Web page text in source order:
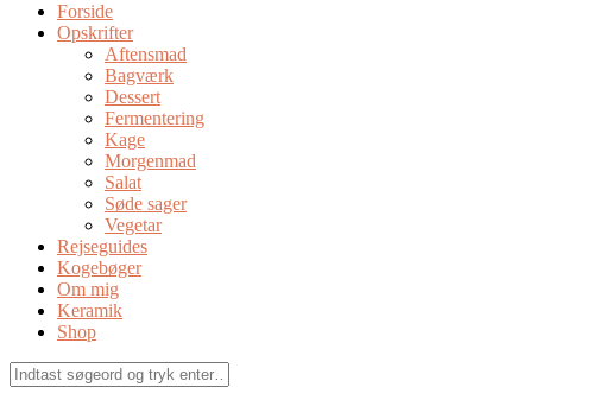
Forside
Opskrifter
Aftensmad
Bagværk
Dessert
Fermentering
Kage
Morgenmad
Salat
Søde sager
Vegetar
Rejseguides
Kogebøger
Om mig
Keramik
Shop